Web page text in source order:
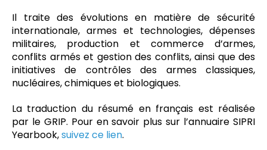
Il traite des évolutions en matière de sécurité
internationale, armes et technologies, dépenses
militaires, production et commerce d’armes,
conflits armés et gestion des conflits, ainsi que des
initiatives de contrôles des armes classiques,
nucléaires, chimiques et biologiques.
La traduction du résumé en français est réalisée
par le GRIP. Pour en savoir plus sur l’annuaire SIPRI
Yearbook,suivez ce lien.